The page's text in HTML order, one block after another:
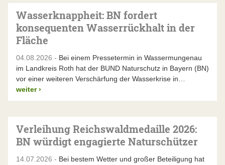
Wasserknappheit: BN fordert
konsequenten Wasserrückhalt in der
Fläche
04.08.2026 - Bei einem Pressetermin in Wassermungenau
im Landkreis Roth hat der BUND Naturschutz in Bayern (BN)
vor einer weiteren Verschärfung der Wasserkrise in…
weiter ›
Verleihung Reichswaldmedaille 2026:
BN würdigt engagierte Naturschützer
14.07.2026 - Bei bestem Wetter und großer Beteiligung hat